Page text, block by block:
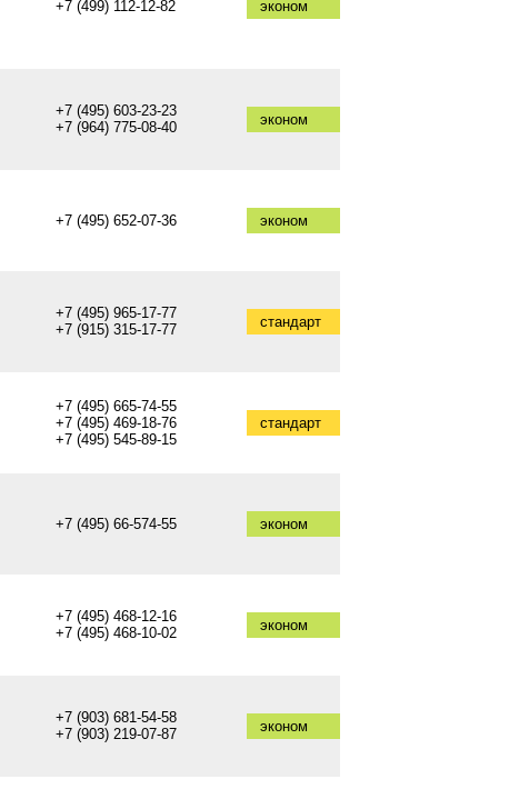
+7 (499) 112-12-82 эконом
+7 (495) 603-23-23
+7 (964) 775-08-40
эконом
+7 (495) 652-07-36 эконом
+7 (495) 965-17-77
+7 (915) 315-17-77
стандарт
+7 (495) 665-74-55
+7 (495) 469-18-76
+7 (495) 545-89-15
стандарт
+7 (495) 66-574-55 эконом
+7 (495) 468-12-16
+7 (495) 468-10-02
эконом
+7 (903) 681-54-58
+7 (903) 219-07-87
эконом